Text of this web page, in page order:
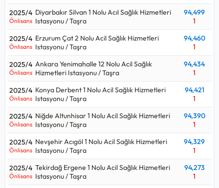
2025/4
Önlisans
Diyarbakır Silvan 1 Nolu Acıl Sağlık Hizmetleri
Istasyonu / Taşra
94,499
1
2025/4
Önlisans
Erzurum Çat 2 Nolu Acil Sağlık Hizmetleri
Istasyonu / Taşra
94,460
1
2025/4
Önlisans
Ankara Yenimahalle 12 Nolu Acil Sağlık
Hizmetleri Istasyonu / Taşra
94,434
1
2025/4
Önlisans
Konya Derbent 1 Nolu Acil Sağlık Hizmetleri
Istasyonu / Taşra
94,421
1
2025/4
Önlisans
Niğde Altunhisar 1 Nolu Acil Sağlık Hizmetleri
Istasyonu / Taşra
94,390
1
2025/4
Önlisans
Nevşehir Acıgöl 1 Nolu Acil Sağlık Hizmetleri
Istasyonu / Taşra
94,329
1
2025/4
Önlisans
Tekirdağ Ergene 1 Nolu Acil Sağlık Hizmetleri
Istasyonu / Taşra
94,273
1